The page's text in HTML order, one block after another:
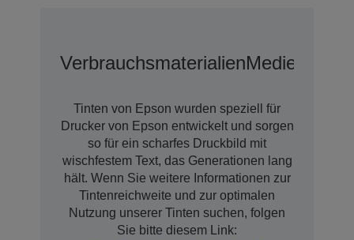
VerbrauchsmaterialienMedien
Tinten von Epson wurden speziell für
Drucker von Epson entwickelt und sorgen
so für ein scharfes Druckbild mit
wischfestem Text, das Generationen lang
hält. Wenn Sie weitere Informationen zur
Tintenreichweite und zur optimalen
Nutzung unserer Tinten suchen, folgen
Sie bitte diesem Link: